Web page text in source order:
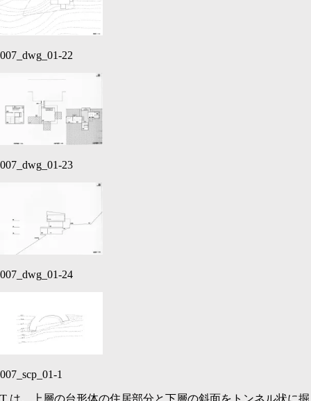
007_dwg_01-22
007_dwg_01-23
007_dwg_01-24
007_scp_01-1